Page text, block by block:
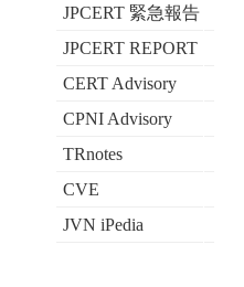
JPCERT 緊急報告
JPCERT REPORT
CERT Advisory
CPNI Advisory
TRnotes
CVE
JVN iPedia